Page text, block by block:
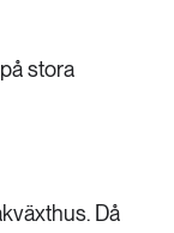
stora
Då